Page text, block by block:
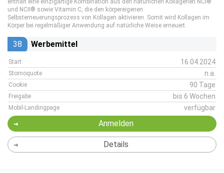
enthält eine einzigartige Kombination aus den natürlichen Kollagenen NCI®
und NCII® sowie Vitamin C, die den körpereigenen
Selbsterneuerungsprozess von Kollagen aktivieren. Somit wird Kollagen im
Körper bei regelmäßiger Anwendung auf natürliche Weise erneuert.
38 Werbemittel
Start 16.04.2024
Stornoquote n.a.
Cookie 90 Tage
Freigabe bis 6 Wochen
Mobil-Landingpage verfügbar
Anmelden
Details